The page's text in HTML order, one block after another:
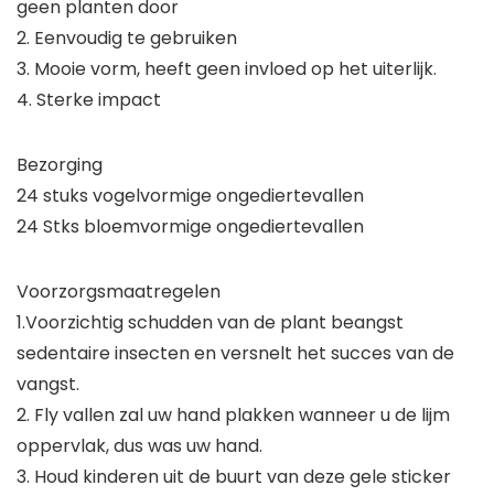
geen planten door
2. Eenvoudig te gebruiken
3. Mooie vorm, heeft geen invloed op het uiterlijk.
4. Sterke impact
Bezorging
24 stuks vogelvormige ongediertevallen
24 Stks bloemvormige ongediertevallen
Voorzorgsmaatregelen
1.Voorzichtig schudden van de plant beangst
sedentaire insecten en versnelt het succes van de
vangst.
2. Fly vallen zal uw hand plakken wanneer u de lijm
oppervlak, dus was uw hand.
3. Houd kinderen uit de buurt van deze gele sticker